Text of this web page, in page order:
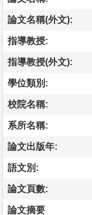
論文名稱(外文):
指導教授:
指導教授(外文):
學位類別:
校院名稱:
系所名稱:
論文出版年:
語文別:
論文頁數:
論文摘要